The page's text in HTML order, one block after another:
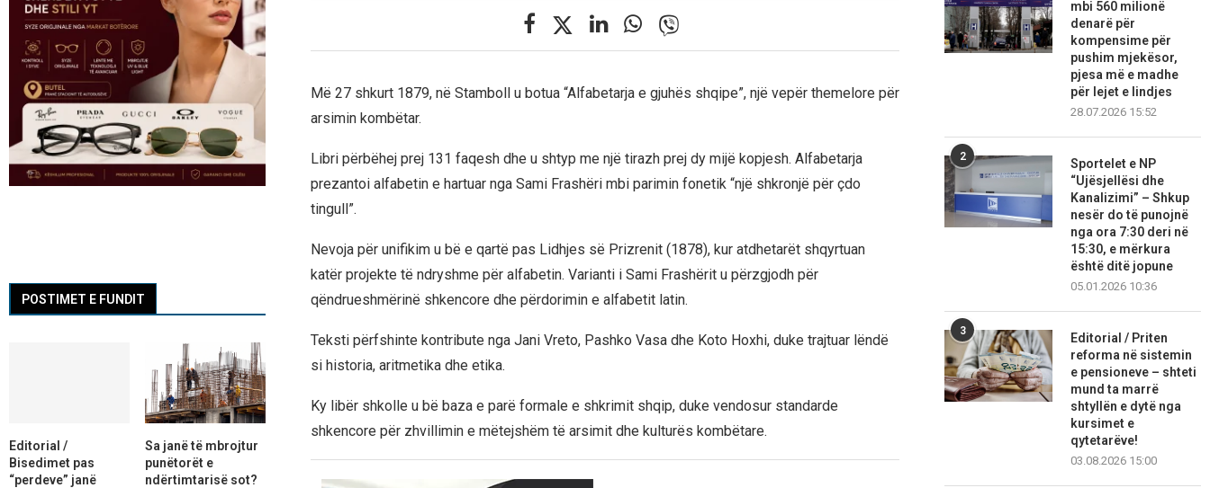
Më 27 shkurt 1879, në Stamboll u botua “Alfabetarja e gjuhës shqipe”, një vepër themelore për
arsimin kombëtar.
Libri përbëhej prej 131 faqesh dhe u shtyp me një tirazh prej dy mijë kopjesh. Alfabetarja
prezantoi alfabetin e hartuar nga Sami Frashëri mbi parimin fonetik “një shkronjë për çdo
tingull”.
Nevoja për unifikim u bë e qartë pas Lidhjes së Prizrenit (1878), kur atdhetarët shqyrtuan
katër projekte të ndryshme për alfabetin. Varianti i Sami Frashërit u përzgjodh për
qëndrueshmërinë shkencore dhe përdorimin e alfabetit latin.
Teksti përfshinte kontribute nga Jani Vreto, Pashko Vasa dhe Koto Hoxhi, duke trajtuar lëndë
si historia, aritmetika dhe etika.
Ky libër shkolle u bë baza e parë formale e shkrimit shqip, duke vendosur standarde
shkencore për zhvillimin e mëtejshëm të arsimit dhe kulturës kombëtare.
mbi 560 milionë
denarë për
kompensime për
pushim mjekësor,
pjesa më e madhe
për lejet e lindjes
28.07.2026 15:52
2
Sportelet e NP
“Ujësjellësi dhe
Kanalizimi” – Shkup
nesër do të punojnë
nga ora 7:30 deri në
15:30, e mërkura
është ditë jopune
05.01.2026 10:36
3
Editorial / Priten
reforma në sistemin
e pensioneve – shteti
mund ta marrë
shtyllën e dytë nga
kursimet e
qytetarëve!
03.08.2026 15:00
POSTIMET E FUNDIT
Editorial /
Bisedimet pas
“perdeve” janë
Sa janë të mbrojtur
punëtorët e
ndërtimtarisë sot?